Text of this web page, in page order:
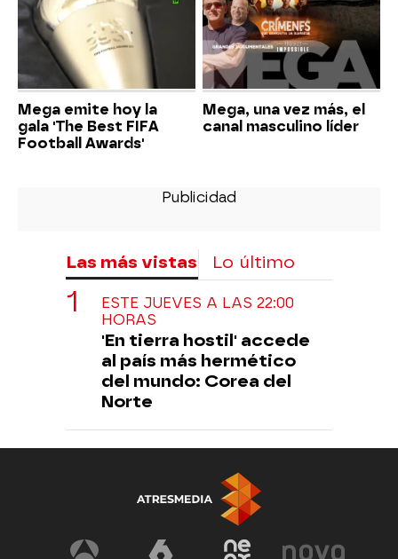
Mega emite hoy la
gala 'The Best FIFA
Football Awards'
Mega, una vez más, el
canal masculino líder
Las más vistas Lo último
ESTE JUEVES A LAS 22:00
HORAS
'En tierra hostil' accede
al país más hermético
del mundo: Corea del
Norte